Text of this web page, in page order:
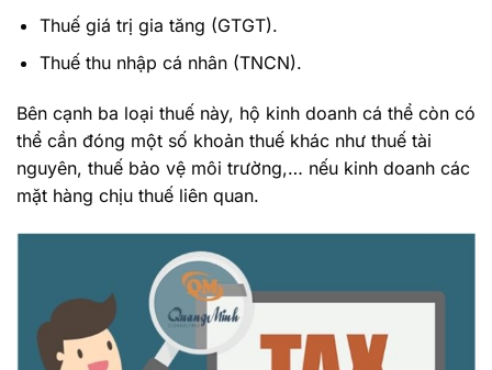
Thuế giá trị gia tăng (GTGT).
Thuế thu nhập cá nhân (TNCN).
Bên cạnh ba loại thuế này, hộ kinh doanh cá thể còn có
thể cần đóng một số khoản thuế khác như thuế tài
nguyên, thuế bảo vệ môi trường,… nếu kinh doanh các
mặt hàng chịu thuế liên quan.